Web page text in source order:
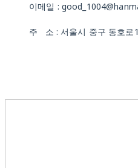
이메일 :
주 소 : 서울시 중구 동호로